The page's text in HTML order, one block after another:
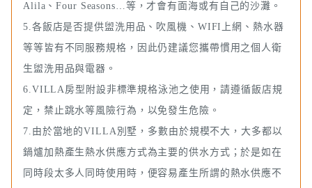
Alila、Four Seasons…等，才會有面海或有自己的沙灘。
5.各飯店是否提供盥洗用品、吹風機、WIFI上網、熱水器
等等皆有不同服務規格，因此仍建議您攜帶慣用之個人衛
生盥洗用品與電器。
6.VILLA房型附設非標準規格泳池之使用，請遵循飯店規
定，禁止跳水等風險行為，以免發生危險。
7.由於當地的VILLA別墅，多數由於規模不大，大多都以
鍋爐加熱產生熱水供應方式為主要的供水方式；於是如在
同時段太多人同時使用時，便容易產生所謂的熱水供應不